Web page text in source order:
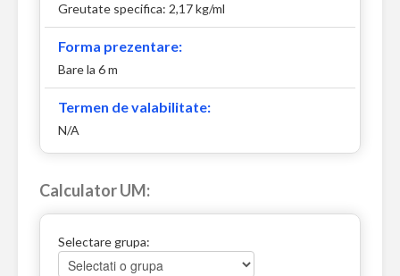
Greutate specifica: 2,17 kg/ml
Forma prezentare:
Bare la 6 m
Termen de valabilitate:
N/A
Calculator UM:
Selectare grupa: